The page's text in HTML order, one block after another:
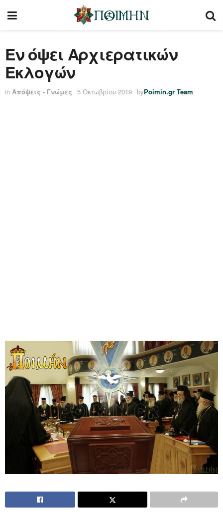
Εν όψει Αρχιερατικών
Εκλογών
in Απόψεις - Γνώμες 5 Οκτωβρίου 2019 byPoimin.gr Team